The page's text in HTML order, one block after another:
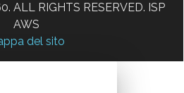
ALL RIGHTS RESERVED. ISP
AWS
del sito